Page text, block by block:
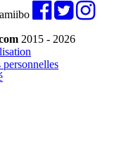
2015 - 2026